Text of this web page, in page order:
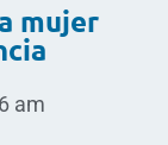
mujer
am